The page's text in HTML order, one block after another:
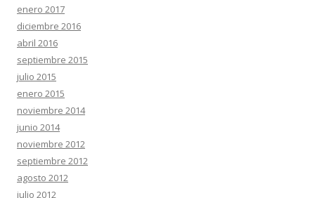
enero 2017
diciembre 2016
abril 2016
septiembre 2015
julio 2015
enero 2015
noviembre 2014
junio 2014
noviembre 2012
septiembre 2012
agosto 2012
julio 2012